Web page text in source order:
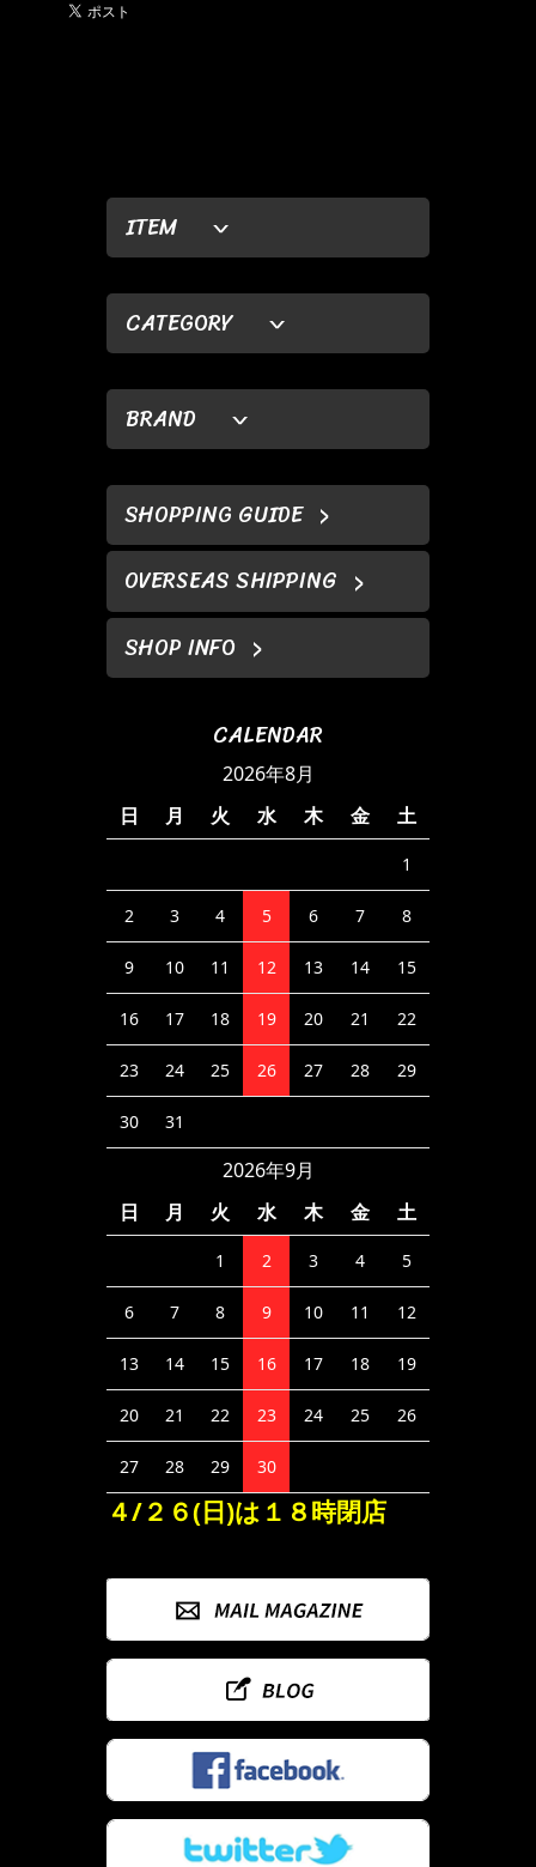
ITEM
CATEGORY
BRAND
SHOPPING GUIDE
OVERSEAS SHIPPING
SHOP INFO
CALENDAR
2026年8月
日
月 火 水 木 金 土
1
2 3 4 5 6 7 8
9 10 11 12 13 14 15
16 17 18 19 20 21 22
23 24 25 26 27 28 29
30 31
2026年9月
日
月 火 水 木 金 土
1 2 3 4 5
6 7 8 9 10 11 12
13 14 15 16 17 18 19
20 21 22 23 24 25 26
27 28 29 30
４/２６(日)は１８時閉店